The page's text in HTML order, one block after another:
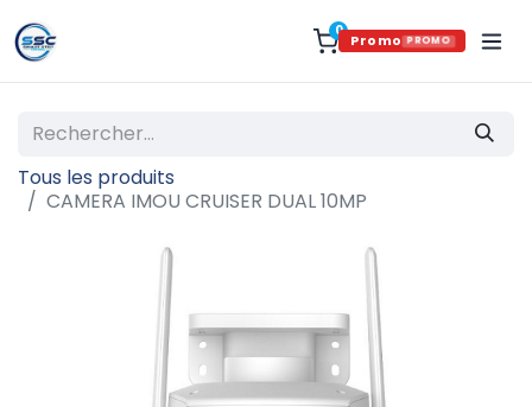
0
Promo PROMO
Tous les produits
CAMERA IMOU CRUISER DUAL 10MP